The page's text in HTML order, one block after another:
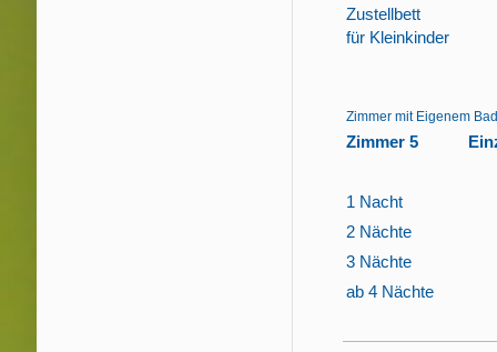
Zustellbett
für Kleinkinder
Zimmer mit Eigenem
Zimmer 5
1 Nacht
2 Nächte
3 Nächte
ab 4 Nächte